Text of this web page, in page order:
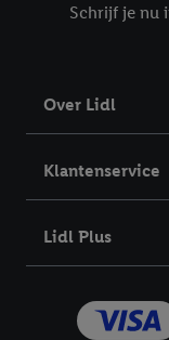
Schrijf je nu
Over Lidl
Klantenservice
Lidl Plus